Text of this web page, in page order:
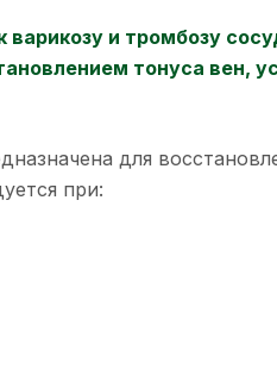
и тромбозу
тонуса вен,
для
при: